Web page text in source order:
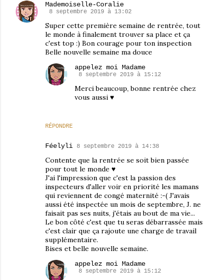
Mademoiselle-Coralie
8 septembre 2019 à 13:02
Super cette première semaine de rentrée, tout
le monde à finalement trouver sa place et ça
c'est top :) Bon courage pour ton inspection
Belle nouvelle semaine ma douce
RÉPONDRE
appelez moi Madame
8 septembre 2019 à 15:12
Merci beaucoup, bonne rentrée chez
vous aussi ♥
Féelyli 8 septembre 2019 à 14:38
Contente que la rentrée se soit bien passée
pour tout le monde ♥
J'ai l'impression que c'est la passion des
inspecteurs d'aller voir en priorité les mamans
qui reviennent de congé maternité :-( J'avais
aussi été inspectée un mois de septembre, J. ne
faisait pas ses nuits, j'étais au bout de ma vie...
Le bon côté c'est que tu seras débarrassée mais
c'est clair que ça rajoute une charge de travail
supplémentaire.
Bises et belle nouvelle semaine.
appelez moi Madame
8 septembre 2019 à 15:12